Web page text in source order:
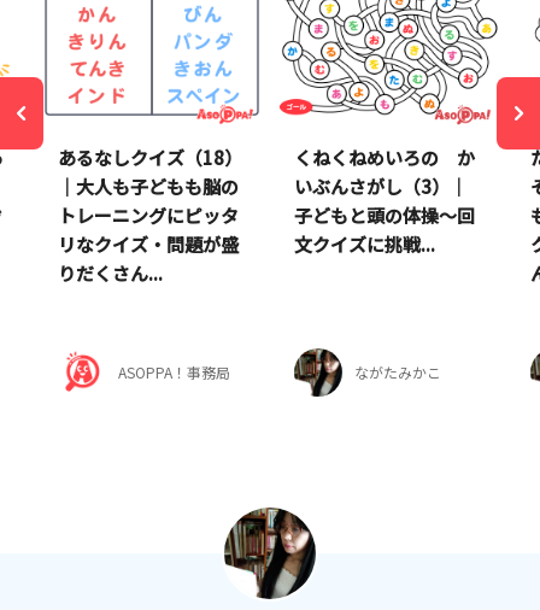
あるなしクイズ（18）
｜大人も子どもも脳の
トレーニングにピッタ
リなクイズ・問題が盛
りだくさん...
ASOPPA！事務局
くねくねめいろの か
いぶんさがし（3）｜
子どもと頭の体操～回
文クイズに挑戦...
ながたみかこ